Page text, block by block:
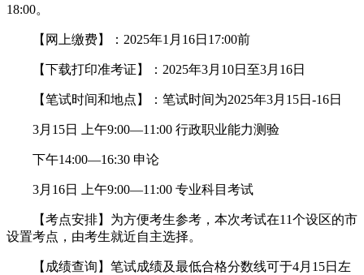
18:00。
【网上缴费】：2025年1月16日17:00前
【下载打印准考证】：2025年3月10日至3月16日
【笔试时间和地点】：笔试时间为2025年3月15日-16日
3月15日 上午9:00—11:00 行政职业能力测验
下午14:00—16:30 申论
3月16日 上午9:00—11:00 专业科目考试
【考点安排】为方便考生参考，本次考试在11个设区的市
设置考点，由考生就近自主选择。
【成绩查询】笔试成绩及最低合格分数线可于4月15日左